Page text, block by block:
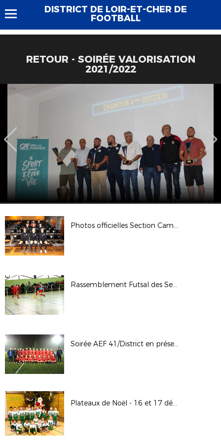
DISTRICT DE LOIR-ET-CHER DE
FOOTBALL
RETOUR - SOIRÉE VALORISATION
2021/2022
Photos officielles Section Camille Claudel de Blois
Rassemblement Futsal des Sections Sportives Locales - 20 décembre 2017
Soirée AEF 41/District en présence de Sonia BOMPASTOR et Camille ABILY - 21 décembre 2017
Plateaux de Noël - 16 et 17 décembre 2017